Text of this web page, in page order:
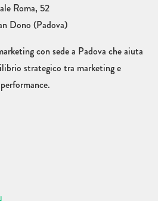
Roma, 52
Dono (Padova)
con sede a Padova che aiuta
strategico tra marketing e